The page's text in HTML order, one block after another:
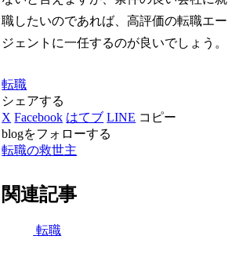
職したいのであれば、高評価の転職エー
ジェントに一任するのが良いでしょう。
転職
シェアする
X Facebook はてブ LINE コピー
blogをフォローする
転職の救世主
関連記事
転職